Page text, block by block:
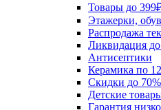
Товары до
Этажерки,
Распродажа
Ликвидация
Антисептики
Керамика по
Скидки до 70%
Детские
Гарантия